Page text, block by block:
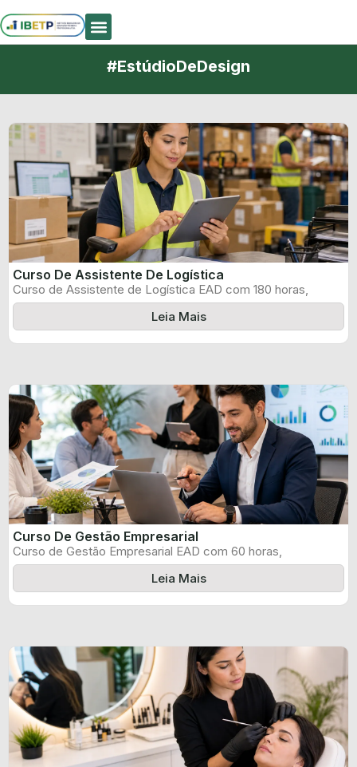
#EstúdioDeDesign
Curso De Assistente De Logística
Curso de Assistente de Logística EAD com 180 horas,
certificado informado pelo produtor ...
Leia Mais
Curso De Gestão Empresarial
Curso de Gestão Empresarial EAD com 60 horas,
certificado informado pelo produtor e ...
Leia Mais